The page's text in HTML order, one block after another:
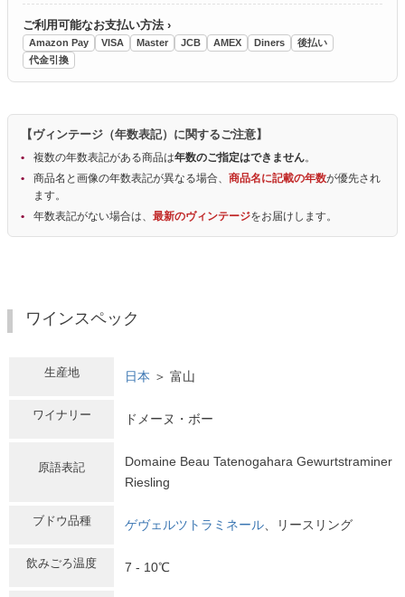
ご利用可能なお支払い方法 ›
Amazon Pay VISA Master JCB AMEX Diners
後払い
代金引換
【ヴィンテージ（年数表記）に関するご注意】
複数の年数表記がある商品は年数のご指定はできません。
商品名と画像の年数表記が異なる場合、 商品名に記載の年数が優先され
ます。
年数表記がない場合は、 最新のヴィンテージをお届けします。
ワインスペック
生産地 日本 ＞ 富山
ワイナリー ドメーヌ・ボー
原語表記
Domaine Beau Tatenogahara Gewurtstraminer
Riesling
ブドウ品種 ゲヴェルツトラミネール 、リースリング
飲みごろ温度 7 - 10℃